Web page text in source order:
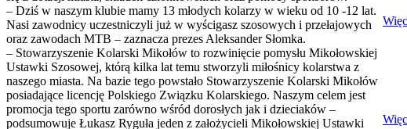
– Dziś w naszym klubie mamy 13 młodych kolarzy w wieku od 10 -12 lat.
Nasi zawodnicy uczestniczyli już w wyścigasz szosowych i przełajowych
oraz zawodach MTB – zaznacza prezes Aleksander Słomka.
– Stowarzyszenie Kolarski Mikołów to rozwinięcie pomysłu Mikołowskiej
Ustawki Szosowej, którą kilka lat temu stworzyli miłośnicy kolarstwa z
naszego miasta. Na bazie tego powstało Stowarzyszenie Kolarski Mikołów
posiadające licencję Polskiego Związku Kolarskiego. Naszym celem jest
promocja tego sportu zarówno wśród dorosłych jak i dzieciaków –
podsumowuje Łukasz Ryguła jeden z założycieli Mikołowskiej Ustawki